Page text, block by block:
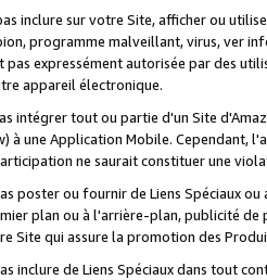
inclure sur votre Site, afficher ou
programme malveillant, virus, ver
expressément autorisée par des
appareil électronique.
intégrer tout ou partie d'un Site
à une Application Mobile. Cependant,
ne saurait constituer une
poster ou fournir de Liens Spéciaux
plan ou à l'arrière-plan, publicité
Site qui assure la promotion des
inclure de Liens Spéciaux dans tout